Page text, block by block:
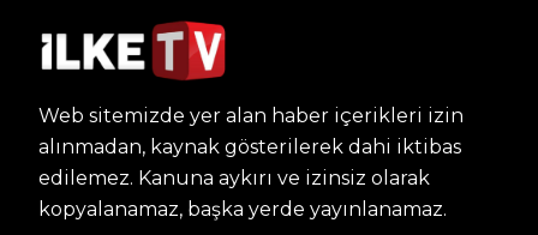
Web sitemizde yer alan haber içerikleri izin
alınmadan, kaynak gösterilerek dahi iktibas
edilemez. Kanuna aykırı ve izinsiz olarak
kopyalanamaz, başka yerde yayınlanamaz.